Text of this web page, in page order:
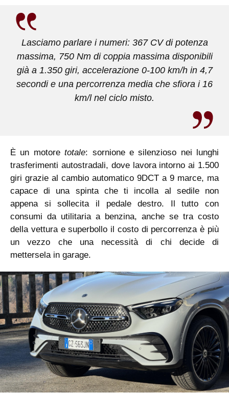
Lasciamo parlare i numeri: 367 CV di potenza
massima, 750 Nm di coppia massima disponibili
già a 1.350 giri, accelerazione 0-100 km/h in 4,7
secondi e una percorrenza media che sfiora i 16
km/l nel ciclo misto.
È un motoretotale: sornione e silenzioso nei lunghi
trasferimenti autostradali, dove lavora intorno ai 1.500
giri grazie al cambio automatico 9DCT a 9 marce, ma
capace di una spinta che ti incolla al sedile non
appena si sollecita il pedale destro. Il tutto con
consumi da utilitaria a benzina, anche se tra costo
della vettura e superbollo il costo di percorrenza è più
un vezzo che una necessità di chi decide di
mettersela in garage.